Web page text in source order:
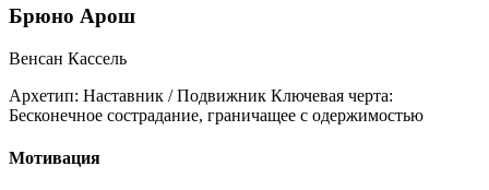
Брюно Арош
Венсан Кассель
Архетип: Наставник / Подвижник Ключевая черта:
Бесконечное сострадание, граничащее с одержимостью
Мотивация